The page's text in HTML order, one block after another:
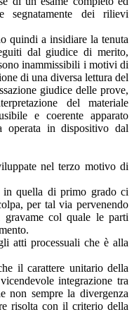
segnatamente dei rilievi
quindi a insidiare la tenuta
dal giudice di merito,
inammissibili i motivi di
di una diversa lettura del
giudice delle prove,
del materiale
e coerente apparato
operata in dispositivo dal
nel terzo motivo di
in quella di primo grado ci
per tal via pervenendo
gravame col quale le parti
atti processuali che è alla
il carattere unitario della
integrazione tra
non sempre la divergenza
risolta con il criterio della